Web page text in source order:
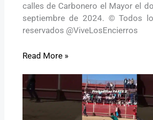
calles de Carbonero el Mayor el
septiembre de 2024. © Todos
reservados @ViveLosEncierros
Read More »